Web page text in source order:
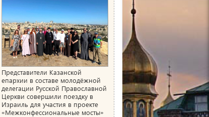
Представители Казанской
епархии в составе молодёжной
делегации Русской Православной
Церкви совершили поездку в
Израиль для участия в проекте
«Межконфессиональные мосты»